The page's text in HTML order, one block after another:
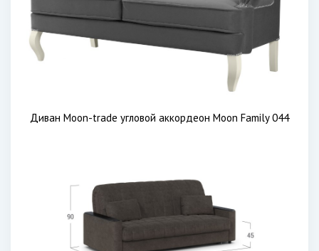
Диван Moon-trade угловой аккордеон Moon Family 044